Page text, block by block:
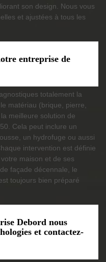
son design. Nous vous
et ajustées à tous les
entreprise de
totalement la
matériau (brique, pierre,
meilleure solution de
Cela peut inclure un
un hydrofuge ou aussi
intervention est définie
maison et de ses
façade décennale, le
toujours bien préparé
Debord nous
et contactez-